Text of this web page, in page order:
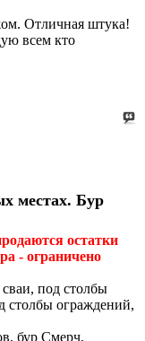
Отличная штука!
всем кто
местах. Бур
остатки
- ограничено
под столбы
столбы ограждений,
бур Смерч,